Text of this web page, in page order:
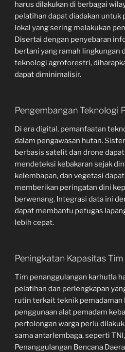
harus dilakukan di berbagai
pelatihan dapat diadakan untuk
lokal yang sering melakukan
Disertai dengan penyebaran
bertani yang ramah lingkungan
teknologi agroforestri,
dapat diminimalisir.
Pengembangan Teknologi
Di era digital, pemanfaatan
dalam pengawasan hutan.
berbasis satelit dan drone
mendeteksi kebakaran sejak
kelembapan, dan vegetasi
memberikan peringatan dini
berwenang. Integrasi data ini
dapat membantu petugas
lebih cepat.
Peningkatan Kapasitas
Tim penanggulangan karhutla
pelatihan dan perlengkapan
rutin terkait teknik pemadaman
penggunaan alat pemadam
pertolongan warga perlu
sama antarlembaga, seperti
Penanggulangan Bencana